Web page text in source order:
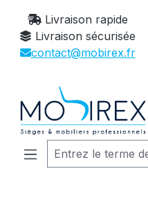
Passer au contenu principal
Livraison rapide
Livraison sécurisée
contact@mobirex.fr